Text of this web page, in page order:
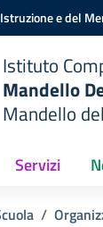
e del
Istituto
Mandello
Mandello
Servizi